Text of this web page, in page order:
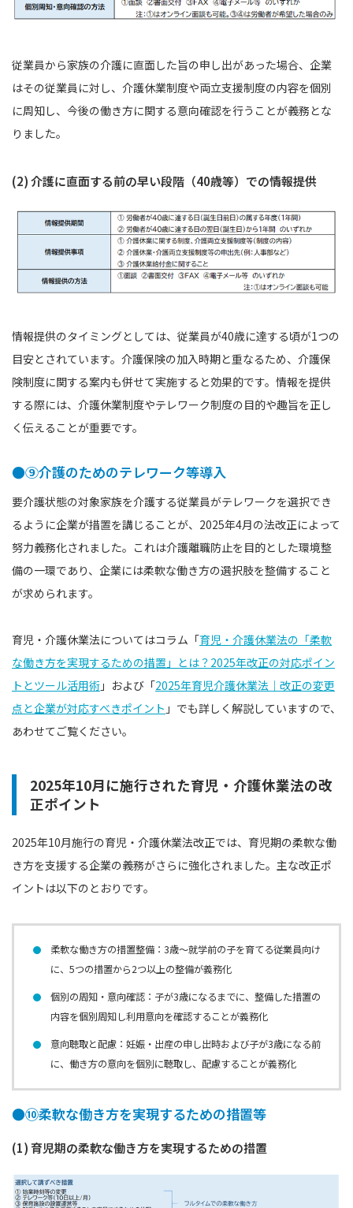
従業員から家族の介護に直面した旨の申し出があった場合、企業
はその従業員に対し、介護休業制度や両立支援制度の内容を個別
に周知し、今後の働き方に関する意向確認を行うことが義務とな
りました。
(2) 介護に直面する前の早い段階（40歳等）での情報提供
情報提供のタイミングとしては、従業員が40歳に達する頃が1つの
目安とされています。介護保険の加入時期と重なるため、介護保
険制度に関する案内も併せて実施すると効果的です。情報を提供
する際には、介護休業制度やテレワーク制度の目的や趣旨を正し
く伝えることが重要です。
●⑨介護のためのテレワーク等導入
要介護状態の対象家族を介護する従業員がテレワークを選択でき
るように企業が措置を講じることが、2025年4月の法改正によって
努力義務化されました。これは介護離職防止を目的とした環境整
備の一環であり、企業には柔軟な働き方の選択肢を整備すること
が求められます。
育児・介護休業法についてはコラム「育児・介護休業法の「柔軟
な働き方を実現するための措置」とは？2025年改正の対応ポイン
トとツール活用術 」および「2025年育児介護休業法｜改正の変更
点と企業が対応すべきポイント 」でも詳しく解説していますので、
あわせてご覧ください。
2025年10月に施行された育児・介護休業法の改
正ポイント
2025年10月施行の育児・介護休業法改正では、育児期の柔軟な働
き方を支援する企業の義務がさらに強化されました。主な改正ポ
イントは以下のとおりです。
柔軟な働き方の措置整備：3歳〜就学前の子を育てる従業員向け
に、5つの措置から2つ以上の整備が義務化
個別の周知・意向確認：子が3歳になるまでに、整備した措置の
内容を個別周知し利用意向を確認することが義務化
意向聴取と配慮：妊娠・出産の申し出時および子が3歳になる前
に、働き方の意向を個別に聴取し、配慮することが義務化
●⑩柔軟な働き方を実現するための措置等
(1) 育児期の柔軟な働き方を実現するための措置